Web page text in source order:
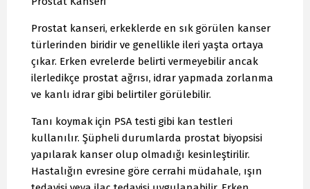
Prostat kanseri, erkeklerde en sık görülen kanser
türlerinden biridir ve genellikle ileri yaşta ortaya
çıkar. Erken evrelerde belirti vermeyebilir ancak
ilerledikçe prostat ağrısı, idrar yapmada zorlanma
ve kanlı idrar gibi belirtiler görülebilir.
Tanı koymak için PSA testi gibi kan testleri
kullanılır. Şüpheli durumlarda prostat biyopsisi
yapılarak kanser olup olmadığı kesinleştirilir.
Hastalığın evresine göre cerrahi müdahale, ışın